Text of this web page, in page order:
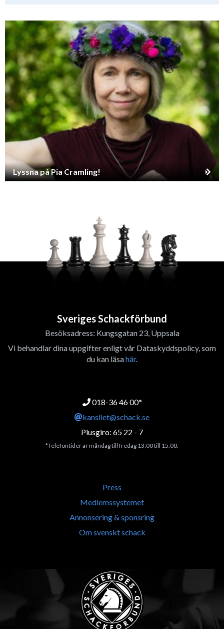
Lyssna på Pia Cramling!
Sveriges Schackförbund
Besöksadress: Kungsgatan 23, Uppsala
Vi behandlar dina uppgifter enligt vår Dataskyddspolicy, som
du kan läsahär.
018-36 46 00*
kansliet@schack.se
Plusgiro: 65 22 - 7
*Telefontider är måndag till fredag 13:00 till 15.00.
Press
Medlemssystemet
Annonsering & sponsring
Om svenskt schack